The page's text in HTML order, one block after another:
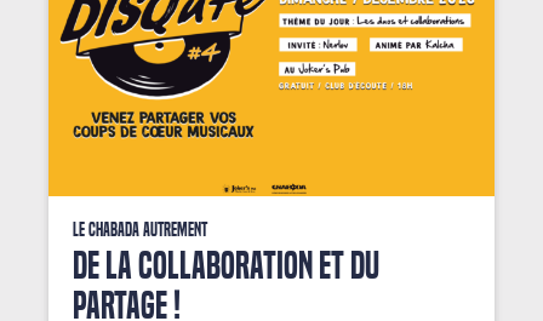
Le Chabada autrement
De la collaboration et du
partage !